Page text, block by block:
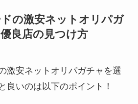
の激安ネットオリパガ
良店の見つけ方
激安ネットオリパガチャを選
良いのは以下のポイント！